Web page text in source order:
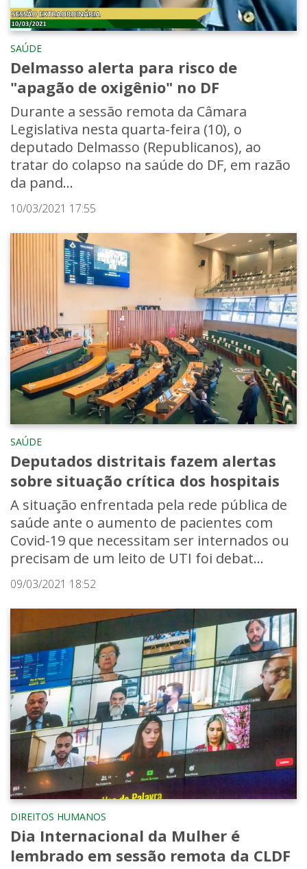
SAÚDE
Delmasso alerta para risco de
"apagão de oxigênio" no DF
Durante a sessão remota da Câmara
Legislativa nesta quarta-feira (10), o
deputado Delmasso (Republicanos), ao
tratar do colapso na saúde do DF, em razão
da pand...
10/03/2021 17:55
SAÚDE
Deputados distritais fazem alertas
sobre situação crítica dos hospitais
A situação enfrentada pela rede pública de
saúde ante o aumento de pacientes com
Covid-19 que necessitam ser internados ou
precisam de um leito de UTI foi debat...
09/03/2021 18:52
DIREITOS HUMANOS
Dia Internacional da Mulher é
lembrado em sessão remota da CLDF